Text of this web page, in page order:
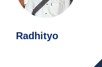
Radhityo